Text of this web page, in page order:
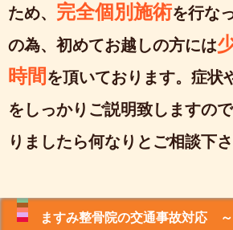
ため、 完全個別施術を行な
の為、初めてお越しの方には
時間 を頂いております。症状
をしっかりご説明致しますの
りましたら何なりとご相談下さ
ますみ整骨院の交通事故対応